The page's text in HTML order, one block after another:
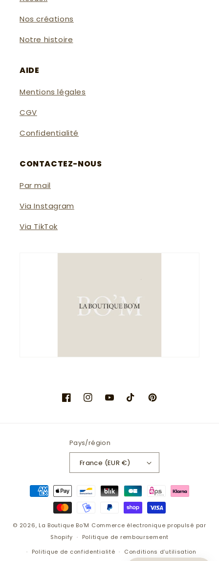
Nos créations
Notre histoire
AIDE
Mentions légales
CGV
Confidentialité
CONTACTEZ-NOUS
Par mail
Via Instagram
Via TikTok
FacebookInstagramYouTubeTikTokPinterest
Pays/région
France (EUR €)
Moyens
paiement
© 2026, La Boutique Bo'M Commerce électronique propulsé par
Shopify
Politique de remboursement
Politique de confidentialité
Conditions d’utilisation